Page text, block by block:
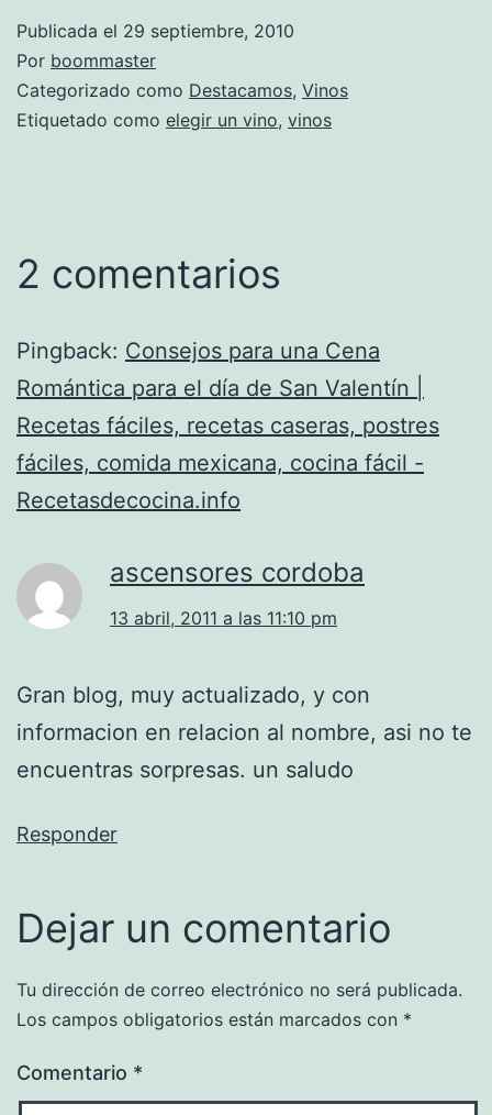
Publicada el 29 septiembre, 2010
Por boommaster
Categorizado como Destacamos, Vinos
Etiquetado como elegir un vino, vinos
2 comentarios
Pingback: Consejos para una Cena
Romántica para el día de San Valentín |
Recetas fáciles, recetas caseras, postres
fáciles, comida mexicana, cocina fácil -
Recetasdecocina.info
ascensores cordoba
13 abril, 2011 a las 11:10 pm
Gran blog, muy actualizado, y con
informacion en relacion al nombre, asi no te
encuentras sorpresas. un saludo
Responder
Dejar un comentario
Tu dirección de correo electrónico no será publicada.
Los campos obligatorios están marcados con *
Comentario *